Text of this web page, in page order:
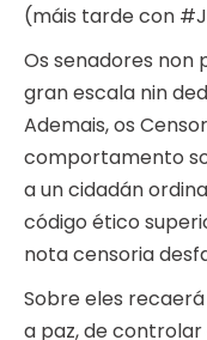
(máis tarde con
Os senadores
gran escala nin
Ademais, os
comportamento
a un cidadán
código ético
nota censoria
Sobre eles
a paz, de